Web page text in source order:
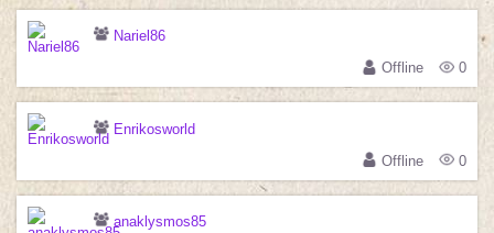
Nariel86
Offline
0
Enrikosworld
Offline
0
anaklysmos85